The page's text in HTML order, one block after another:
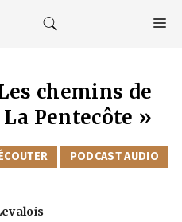
chemins de
Pentecôte »
PODCAST AUDIO